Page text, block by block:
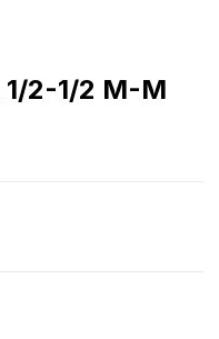
1/2-1/2 M-M